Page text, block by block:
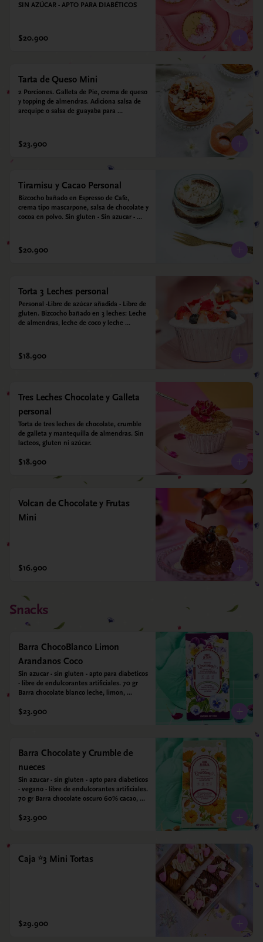
SIN AZÚCAR - APTO PARA DIABÉTICOS
$20.900
Tarta de Queso Mini
2 Porciones. Galleta de Pie, crema de queso
y topping de almendras. Adiciona salsa de
arequipe o salsa de guayaba para
$23.900
Tiramisu y Cacao Personal
Bizcocho bañado en Espresso de Cafe,
crema tipo mascarpone, salsa de chocolate y
cocoa en polvo. Sin gluten - Sin azucar -
$20.900
Torta 3 Leches personal
Personal -Libre de azúcar añadida - Libre de
gluten. Bizcocho bañado en 3 leches: Leche
de almendras, leche de coco y leche
almendras, aceite girasol, leche de coco,
estevia 95%, miel de agave 5% esencia de
Arándanos.
$18.900
Tres Leches Chocolate y Galleta
personal
Torta de tres leches de chocolate, crumble
de galleta y mantequilla de almendras. Sin
lacteos, gluten ni azúcar.
$18.900
Volcan de Chocolate y Frutas
Mini
$16.900
Snacks
Barra ChocoBlanco Limon
Arandanos Coco
Sin azucar - sin gluten - apto para diabeticos
- libre de endulcorantes artificiales. 70 gr
Barra chocolate blanco leche, limon,
con alulosa.
$23.900
Barra Chocolate y Crumble de
nueces
Sin azucar - sin gluten - apto para diabeticos
- vegano - libre de endulcorantes artificiales.
70 gr Barra chocolate oscuro 60% cacao,
sal marina. Endulzada con alulosa.
$23.900
Caja *3 Mini Tortas
$29.900